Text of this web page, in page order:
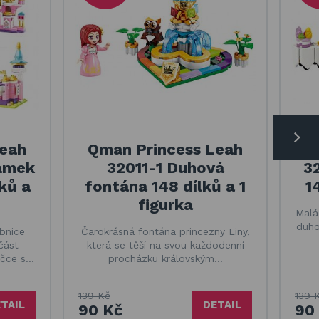
a
s…
Qman Princess Leah
32011-1 Duhová
fontána 148 dílků a 1
figurka
Čarokrásná fontána princezny Liny,
která se těší na svou každodenní
procházku královským…
139 Kč
90 Kč DETAIL
139
90